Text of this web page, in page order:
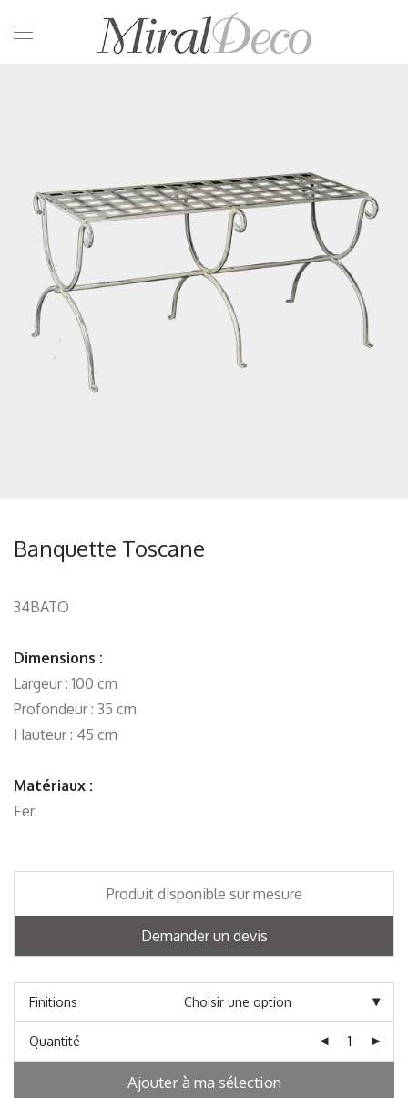
Banquette Toscane
34BATO
Dimensions :
Largeur : 100 cm
Profondeur : 35 cm
Hauteur : 45 cm
Matériaux :
Fer
Produit disponible sur mesure
Demander un devis
Finitions
Quantité
Ajouter à ma sélection